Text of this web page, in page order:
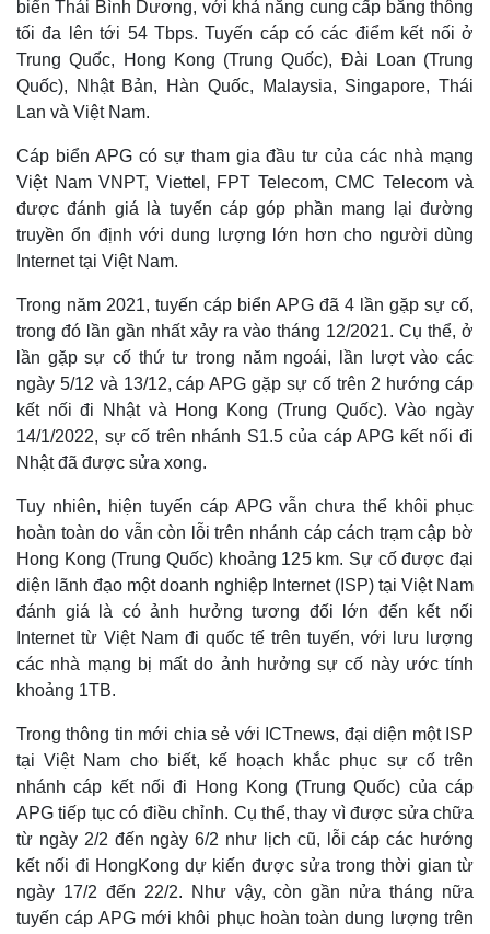
Thế giới
Quan sát
Cuộc sống đó đây
Multimedia
Video
Infographic
biển Thái Bình Dương, với khả năng cung cấp băng thông
tối đa lên tới 54 Tbps. Tuyến cáp có các điểm kết nối ở
Trung Quốc, Hong Kong (Trung Quốc), Đài Loan (Trung
Quốc), Nhật Bản, Hàn Quốc, Malaysia, Singapore, Thái
Lan và Việt Nam.
Cáp biển APG có sự tham gia đầu tư của các nhà mạng
Việt Nam VNPT, Viettel, FPT Telecom, CMC Telecom và
được đánh giá là tuyến cáp góp phần mang lại đường
truyền ổn định với dung lượng lớn hơn cho người dùng
Internet tại Việt Nam.
Trong năm 2021, tuyến cáp biển APG đã 4 lần gặp sự cố,
trong đó lần gần nhất xảy ra vào tháng 12/2021. Cụ thể, ở
lần gặp sự cố thứ tư trong năm ngoái, lần lượt vào các
ngày 5/12 và 13/12, cáp APG gặp sự cố trên 2 hướng cáp
kết nối đi Nhật và Hong Kong (Trung Quốc). Vào ngày
14/1/2022, sự cố trên nhánh S1.5 của cáp APG kết nối đi
Nhật đã được sửa xong.
Tuy nhiên, hiện tuyến cáp APG vẫn chưa thể khôi phục
hoàn toàn do vẫn còn lỗi trên nhánh cáp cách trạm cập bờ
Hong Kong (Trung Quốc) khoảng 125 km. Sự cố được đại
diện lãnh đạo một doanh nghiệp Internet (ISP) tại Việt Nam
đánh giá là có ảnh hưởng tương đối lớn đến kết nối
Internet từ Việt Nam đi quốc tế trên tuyến, với lưu lượng
các nhà mạng bị mất do ảnh hưởng sự cố này ước tính
khoảng 1TB.
Trong thông tin mới chia sẻ với ICTnews, đại diện một ISP
tại Việt Nam cho biết, kế hoạch khắc phục sự cố trên
nhánh cáp kết nối đi Hong Kong (Trung Quốc) của cáp
APG tiếp tục có điều chỉnh. Cụ thể, thay vì được sửa chữa
từ ngày 2/2 đến ngày 6/2 như lịch cũ, lỗi cáp các hướng
kết nối đi HongKong dự kiến được sửa trong thời gian từ
ngày 17/2 đến 22/2. Như vậy, còn gần nửa tháng nữa
tuyến cáp APG mới khôi phục hoàn toàn dung lượng trên